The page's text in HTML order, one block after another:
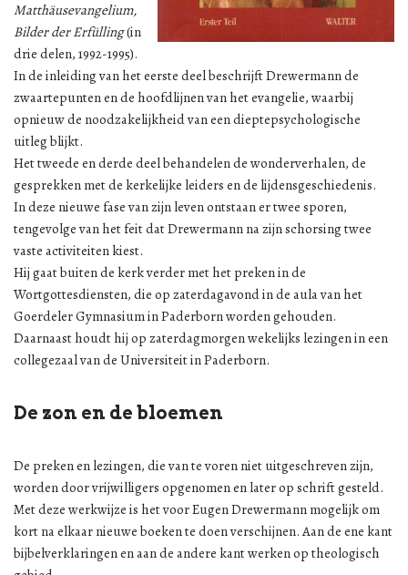
Matthäusevangelium,
Bilder der Erfülling(in
drie delen, 1992-1995).
In de inleiding van het eerste deel beschrijft Drewermann de
zwaartepunten en de hoofdlijnen van het evangelie, waarbij
opnieuw de noodzakelijkheid van een dieptepsychologische
uitleg blijkt.
Het tweede en derde deel behandelen de wonderverhalen, de
gesprekken met de kerkelijke leiders en de lijdensgeschiedenis.
In deze nieuwe fase van zijn leven ontstaan er twee sporen,
tengevolge van het feit dat Drewermann na zijn schorsing twee
vaste activiteiten kiest.
Hij gaat buiten de kerk verder met het preken in de
Wortgottesdiensten, die op zaterdagavond in de aula van het
Goerdeler Gymnasium in Paderborn worden gehouden.
Daarnaast houdt hij op zaterdagmorgen wekelijks lezingen in een
collegezaal van de Universiteit in Paderborn.
De zon en de bloemen
De preken en lezingen, die van te voren niet uitgeschreven zijn,
worden door vrijwilligers opgenomen en later op schrift gesteld.
Met deze werkwijze is het voor Eugen Drewermann mogelijk om
kort na elkaar nieuwe boeken te doen verschijnen. Aan de ene kant
bijbelverklaringen en aan de andere kant werken op theologisch